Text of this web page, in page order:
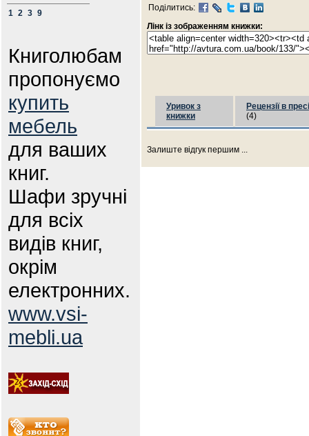
1 2 3 9
Книголюбам
пропонуємо
купить
мебель
для ваших
книг.
Шафи зручні
для всіх
видів книг,
окрім
електронних.
www.vsi-
mebli.ua
Поділитись:
Лінк із зображенням книжки:
Уривок з
книжки
Рецензії в пресі
(4)
Залиште відгук першим ...